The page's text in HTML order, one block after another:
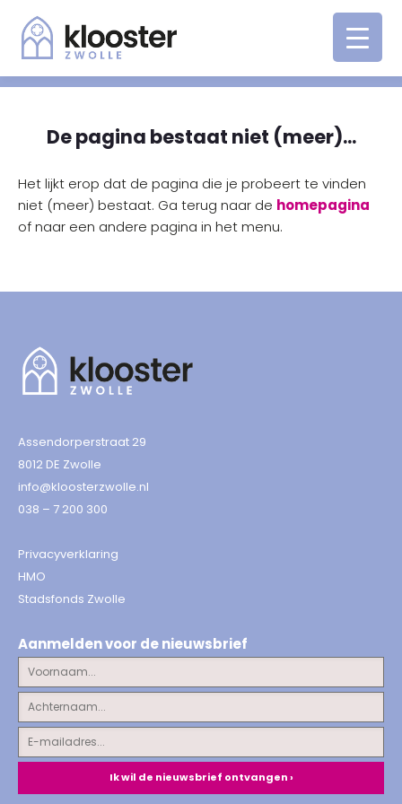
De pagina bestaat niet (meer)...
Het lijkt erop dat de pagina die je probeert te vinden
niet (meer) bestaat. Ga terug naar de homepagina
of naar een andere pagina in het menu.
Assendorperstraat 29
8012 DE Zwolle
info@kloosterzwolle.nl
038 – 7 200 300
Privacyverklaring
HMO
Stadsfonds Zwolle
Aanmelden voor de nieuwsbrief